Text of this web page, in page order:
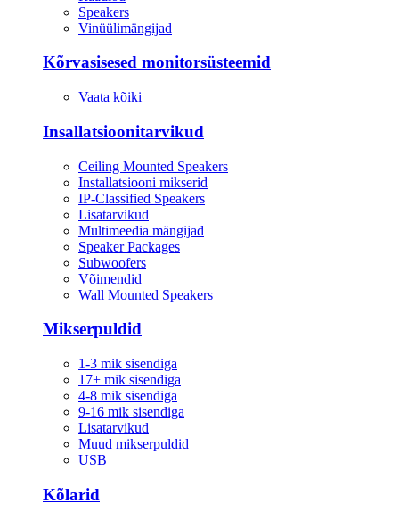
Speakers
Vinüülimängijad
Kõrvasisesed monitorsüsteemid
Vaata kõiki
Insallatsioonitarvikud
Ceiling Mounted Speakers
Installatsiooni mikserid
IP-Classified Speakers
Lisatarvikud
Multimeedia mängijad
Speaker Packages
Subwoofers
Võimendid
Wall Mounted Speakers
Mikserpuldid
1-3 mik sisendiga
17+ mik sisendiga
4-8 mik sisendiga
9-16 mik sisendiga
Lisatarvikud
Muud mikserpuldid
USB
Kõlarid